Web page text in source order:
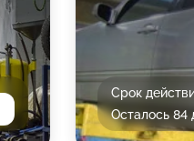
Срок
Осталось 84